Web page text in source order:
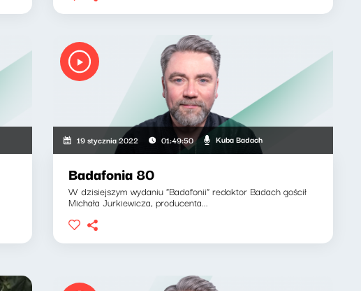
19 stycznia 2022 01:49:50 Kuba Badach
Badafonia 80
W dzisiejszym wydaniu "Badafonii" redaktor Badach gościł
Michała Jurkiewicza, producenta...